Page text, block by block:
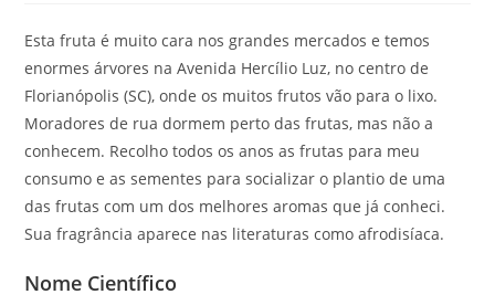
Esta fruta é muito cara nos grandes mercados e temos
enormes árvores na Avenida Hercílio Luz, no centro de
Florianópolis (SC), onde os muitos frutos vão para o lixo.
Moradores de rua dormem perto das frutas, mas não a
conhecem. Recolho todos os anos as frutas para meu
consumo e as sementes para socializar o plantio de uma
das frutas com um dos melhores aromas que já conheci.
Sua fragrância aparece nas literaturas como afrodisíaca.
Nome Científico